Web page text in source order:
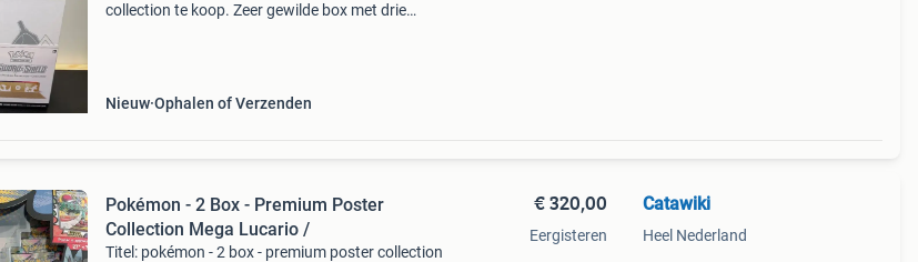
collection te koop. Zeer gewilde box met drie
Nieuw Ophalen of Verzenden
Pokémon - 2 Box - Premium Poster
Collection Mega Lucario /
Titel: pokémon - 2 box - premium poster collection
€ 320,00
Eergisteren
Catawiki
Heel Nederland